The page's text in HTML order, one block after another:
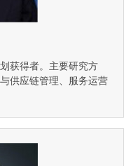
获得者。主要研究方
供应链管理、服务运营